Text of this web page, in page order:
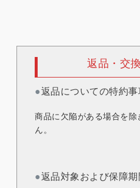
返品・交
●返品についての特約
商品に欠陥がある場合を
ん。
●返品対象および保障